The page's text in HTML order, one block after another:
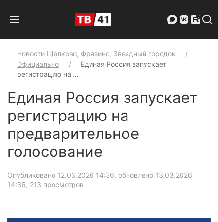
Новости Щелково, Фрязино, Звездный городок
Официально
Единая Россия запускает
регистрацию на …
Единая Россия запускает
регистрацию на
предварительное
голосование
Опубликовано 12.03.2026 14:36, обновлено 13.03.2026
14:36, 213 просмотров